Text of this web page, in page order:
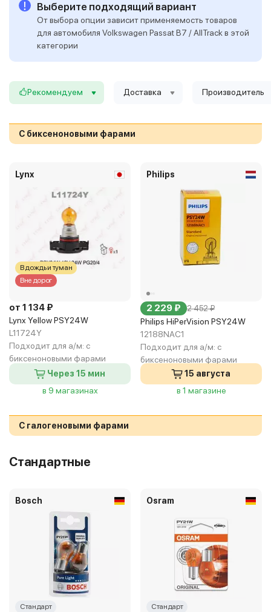
Выберите подходящий вариант
От выбора опции зависит применяемость товаров
для автомобиля Volkswagen Passat B7 / AllTrack в этой
категории
Рекомендуем Доставка Производитель
С биксеноновыми фарами
Lynx
В дождь и туман
Вне дорог
от 1 134 ₽
Lynx Yellow PSY24W
L11724Y
Подходит для а/м: с
биксеноновыми фарами
Через 15 мин
в 9 магазинах
Philips
2 229 ₽ 2 452 ₽
Philips HiPerVision PSY24W
12188NAC1
Подходит для а/м: с
биксеноновыми фарами
15 августа
в 1 магазине
С галогеновыми фарами
Стандартные
Bosch
Стандарт
Osram
Стандарт